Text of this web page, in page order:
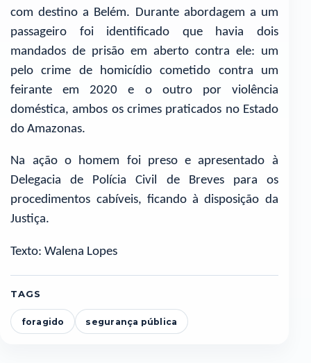
com destino a Belém. Durante abordagem a um
passageiro foi identificado que havia dois
mandados de prisão em aberto contra ele: um
pelo crime de homicídio cometido contra um
feirante em 2020 e o outro por violência
doméstica, ambos os crimes praticados no Estado
do Amazonas.
Na ação o homem foi preso e apresentado à
Delegacia de Polícia Civil de Breves para os
procedimentos cabíveis, ficando à disposição da
Justiça.
Texto: Walena Lopes
TAGS
foragido segurança pública